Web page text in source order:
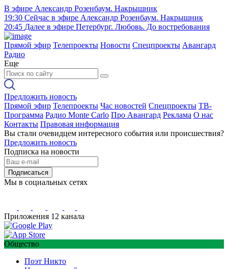
В эфире Александр Розенбаум. Накрышник
19:30 Сейчас в эфире Александр Розенбаум. Накрышник
20:45 Далее в эфире Петербург. Любовь. До востребования
Прямой эфир Телепроекты Новости Спецпроекты Авангард
Радио
Еще
Предложить новость
Прямой эфир Телепроекты Час новостей Спецпроекты ТВ-
Программа Радио Monte Carlo Про Авангард Реклама О нас
Контакты Правовая информация
Вы стали очевидцем интересного события или происшествия?
Предложить новость
Подписка на новости
Подписаться
Мы в социальных сетях
Приложения 12 канала
Общество
Поэт Никто